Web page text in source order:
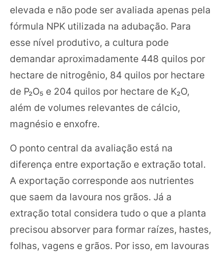
elevada e não pode ser avaliada apenas pela
fórmula NPK utilizada na adubação. Para
esse nível produtivo, a cultura pode
demandar aproximadamente 448 quilos por
hectare de nitrogênio, 84 quilos por hectare
de P₂O₅ e 204 quilos por hectare de K₂O,
além de volumes relevantes de cálcio,
magnésio e enxofre.
O ponto central da avaliação está na
diferença entre exportação e extração total.
A exportação corresponde aos nutrientes
que saem da lavoura nos grãos. Já a
extração total considera tudo o que a planta
precisou absorver para formar raízes, hastes,
folhas, vagens e grãos. Por isso, em lavouras